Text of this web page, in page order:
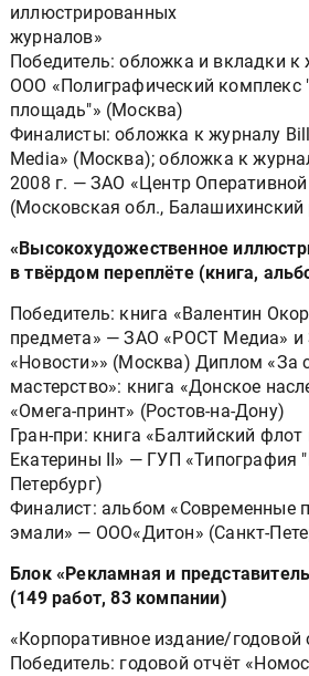
иллюстрированных
журналов»
Победитель: обложка и вкладки к
ООО «Полиграфический комплекс
площадь"» (Москва)
Финалисты: обложка к журналу
Media» (Москва); обложка к
2008 г. — ЗАО «Центр
(Московская обл., Балашихинский
«Высокохудожественное
в твёрдом переплёте (книга,
Победитель: книга «Валентин
предмета» — ЗАО «РОСТ Медиа» и
«Новости»» (Москва) Диплом «За
мастерство»: книга «Донское
«Омега-принт» (Ростов-на-Дону)
Гран-при: книга «Балтийский
Екатерины II» — ГУП «Типография
Петербург)
Финалист: альбом «Современные
эмали» — ООО«Дитон» (Санкт-
Блок «Рекламная и
(149 работ, 83 компании)
«Корпоративное издание/годовой
Победитель: годовой отчёт